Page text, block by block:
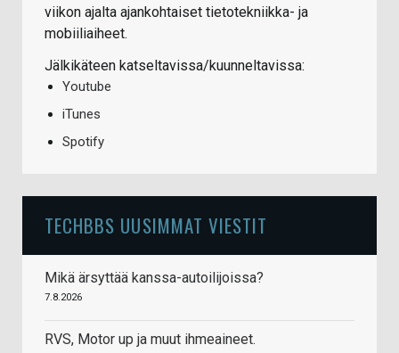
viikon ajalta ajankohtaiset tietotekniikka- ja
mobiiliaiheet.
Jälkikäteen katseltavissa/kuunneltavissa:
Youtube
iTunes
Spotify
TECHBBS UUSIMMAT VIESTIT
Mikä ärsyttää kanssa-autoilijoissa?
7.8.2026
RVS, Motor up ja muut ihmeaineet.